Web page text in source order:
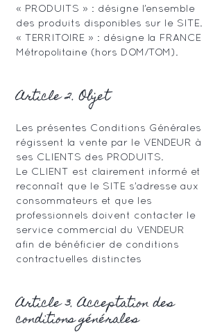
« PRODUITS » : désigne l’ensemble
des produits disponibles sur le SITE.
« TERRITOIRE » : désigne la FRANCE
Métropolitaine (hors DOM/TOM).
Article 2. Objet
Les présentes Conditions Générales
régissent la vente par le VENDEUR à
ses CLIENTS des PRODUITS.
Le CLIENT est clairement informé et
reconnaît que le SITE s’adresse aux
consommateurs et que les
professionnels doivent contacter le
service commercial du VENDEUR
afin de bénéficier de conditions
contractuelles distinctes
Article 3. Acceptation des
conditions générales